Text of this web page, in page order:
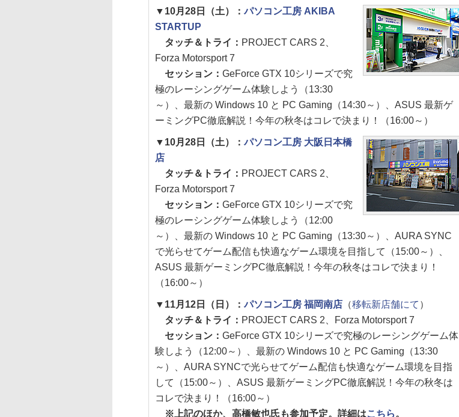
▼10月28日（土）：パソコン工房 AKIBA
STARTUP
タッチ＆トライ： PROJECT CARS 2、
Forza Motorsport 7
セッション： GeForce GTX 10シリーズで究
極のレーシングゲーム体験しよう（13:30
～）、最新の Windows 10 と PC Gaming（14:30～）、ASUS 最新ゲ
ーミングPC徹底解説！今年の秋冬はコレで決まり！（16:00～）
▼10月28日（土）：パソコン工房 大阪日本橋
店
タッチ＆トライ： PROJECT CARS 2、
Forza Motorsport 7
セッション： GeForce GTX 10シリーズで究
極のレーシングゲーム体験しよう（12:00
～）、最新の Windows 10 と PC Gaming（13:30～）、AURA SYNC
で光らせてゲーム配信も快適なゲーム環境を目指して（15:00～）、
ASUS 最新ゲーミングPC徹底解説！今年の秋冬はコレで決まり！
（16:00～）
▼11月12日（日）：パソコン工房 福岡南店 （移転新店舗にて ）
タッチ＆トライ： PROJECT CARS 2、Forza Motorsport 7
セッション： GeForce GTX 10シリーズで究極のレーシングゲーム体
験しよう（12:00～）、最新の Windows 10 と PC Gaming（13:30
～）、AURA SYNCで光らせてゲーム配信も快適なゲーム環境を目指
して（15:00～）、ASUS 最新ゲーミングPC徹底解説！今年の秋冬は
コレで決まり！（16:00～）
※上記のほか、高橋敏也氏も参加予定。詳細はこちら。